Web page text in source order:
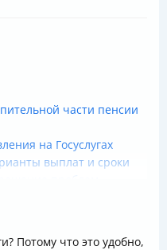
части пенсии
на Госуслугах
выплат и сроки
получить свои
Потому что это удобно,